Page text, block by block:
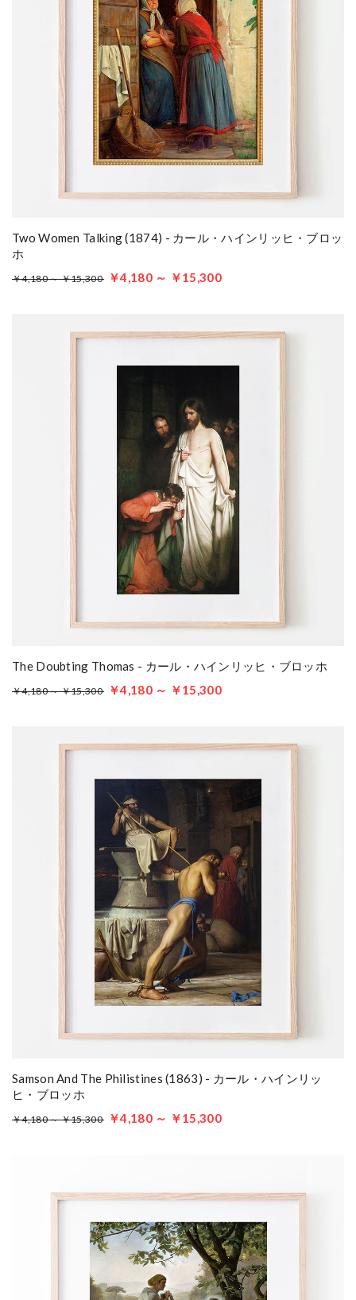
Two Women Talking (1874) - カール・ハインリッヒ・ブロッ
ホ
￥4,180 ～ ￥15,300 ￥4,180 ～ ￥15,300
The Doubting Thomas - カール・ハインリッヒ・ブロッホ
￥4,180 ～ ￥15,300 ￥4,180 ～ ￥15,300
Samson And The Philistines (1863) - カール・ハインリッ
ヒ・ブロッホ
￥4,180 ～ ￥15,300 ￥4,180 ～ ￥15,300